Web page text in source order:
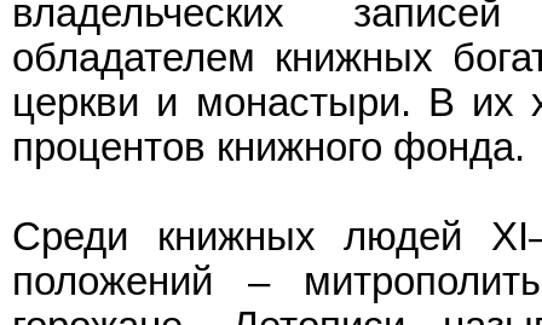
владельческих
обладателем книжных
церкви и монастыри. В их
процентов книжного фонда.
Среди книжных людей
положений –